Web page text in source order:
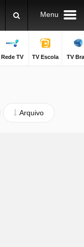
Menu
Rede TV TV Escola TV
Arquivo